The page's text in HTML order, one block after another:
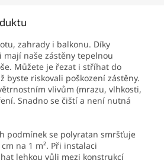
zahrady i balkonu. Díky
naše zástěny tepelnou
Můžete je řezat i stříhat do
byste riskovali poškození zástěny.
vlivům (mrazu, vlhkosti,
Snadno se čiští a není nutná
podmínek se polyratan smršťuje
na 1 m². Při instalaci
lehkou vůli mezi konstrukcí